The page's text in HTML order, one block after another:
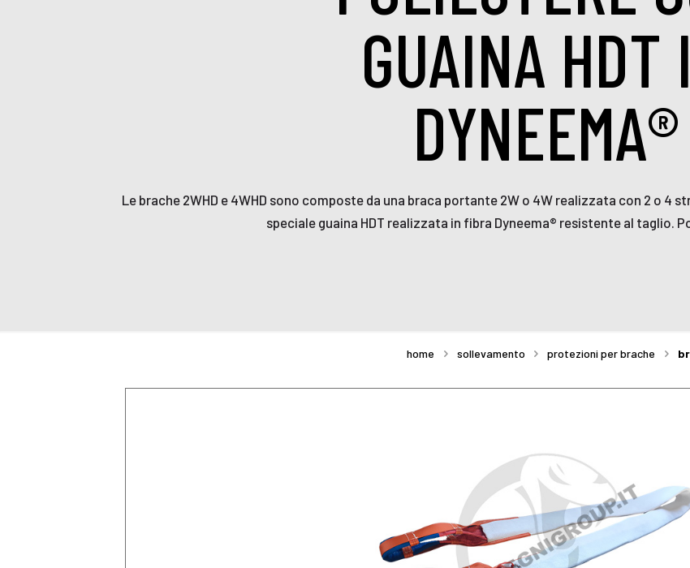
GUAINA HDT
DYNEEMA®
Le brache 2WHD e 4WHD sono composte da una braca portante 2W o 4W realizzata con 2 o 4
speciale guaina HDT realizzata in fibra Dyneema® resistente al taglio.
home sollevamento protezioni per brache